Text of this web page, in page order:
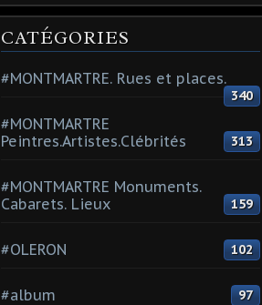
CATÉGORIES
#MONTMARTRE. Rues et places.
340
#MONTMARTRE
Peintres.Artistes.Clébrités
313
#MONTMARTRE Monuments.
Cabarets. Lieux
159
#OLERON 102
#album 97